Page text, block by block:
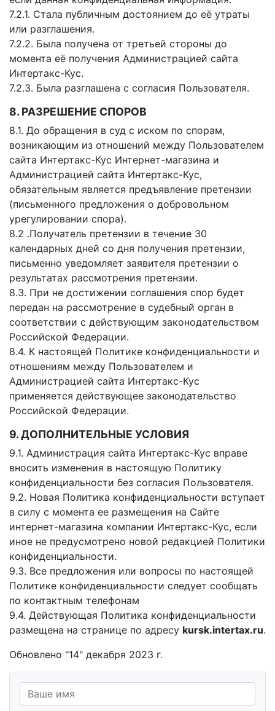
7.2.1. Стала публичным достоянием до её утраты
или разглашения.
7.2.2. Была получена от третьей стороны до
момента её получения Администрацией сайта
Интертакс-Кус.
7.2.3. Была разглашена с согласия Пользователя.
8. РАЗРЕШЕНИЕ СПОРОВ
8.1. До обращения в суд с иском по спорам,
возникающим из отношений между Пользователем
сайта Интертакс-Кус Интернет-магазина и
Администрацией сайта Интертакс-Кус,
обязательным является предъявление претензии
(письменного предложения о добровольном
урегулировании спора).
8.2 .Получатель претензии в течение 30
календарных дней со дня получения претензии,
письменно уведомляет заявителя претензии о
результатах рассмотрения претензии.
8.3. При не достижении соглашения спор будет
передан на рассмотрение в судебный орган в
соответствии с действующим законодательством
Российской Федерации.
8.4. К настоящей Политике конфиденциальности и
отношениям между Пользователем и
Администрацией сайта Интертакс-Кус
применяется действующее законодательство
Российской Федерации.
9. ДОПОЛНИТЕЛЬНЫЕ УСЛОВИЯ
9.1. Администрация сайта Интертакс-Кус вправе
вносить изменения в настоящую Политику
конфиденциальности без согласия Пользователя.
9.2. Новая Политика конфиденциальности вступает
в силу с момента ее размещения на Сайте
интернет-магазина компании Интертакс-Кус, если
иное не предусмотрено новой редакцией Политики
конфиденциальности.
9.3. Все предложения или вопросы по настоящей
Политике конфиденциальности следует сообщать
по контактным телефонам
9.4. Действующая Политика конфиденциальности
размещена на странице по адресу kursk.intertax.ru.
Обновлено "14" декабря 2023 г.